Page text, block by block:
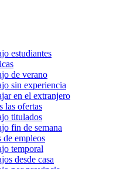
estudiantes
de verano
sin experiencia
en el extranjero
las ofertas
titulados
fin de semana
de empleos
temporal
desde casa